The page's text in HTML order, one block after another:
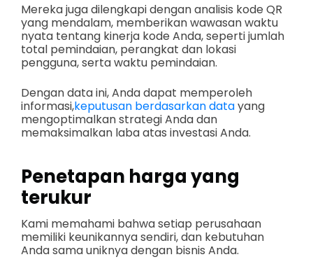
Mereka juga dilengkapi dengan analisis kode QR
yang mendalam, memberikan wawasan waktu
nyata tentang kinerja kode Anda, seperti jumlah
total pemindaian, perangkat dan lokasi
pengguna, serta waktu pemindaian.
Dengan data ini, Anda dapat memperoleh
informasi,keputusan berdasarkan datayang
mengoptimalkan strategi Anda dan
memaksimalkan laba atas investasi Anda.
Penetapan harga yang
terukur
Kami memahami bahwa setiap perusahaan
memiliki keunikannya sendiri, dan kebutuhan
Anda sama uniknya dengan bisnis Anda.